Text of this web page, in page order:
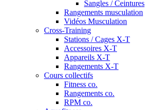
Sangles / Ceintures
Rangements musculation
Vidéos Musculation
Cross-Training
Stations / Cages X-T
Accessoires X-T
Appareils X-T
Rangements X-T
Cours collectifs
Fitness co.
Rangements co.
RPM co.